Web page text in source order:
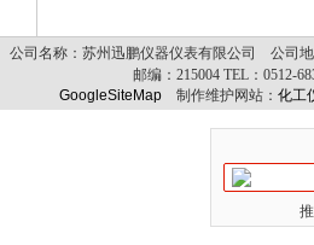
公司名称：苏州迅鹏仪器仪表有限公司 公司
邮编： 215004 TEL： 0512-
GoogleSiteMap制作维护网站： 化工